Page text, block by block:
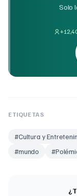
Solo
ETIQUETAS
#Cultura y
#mundo #